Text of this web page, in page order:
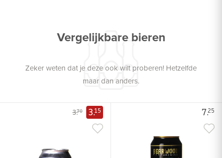
Vergelijkbare bieren
Zeker weten dat je deze ook wilt proberen! Hetzelfde
maar dan anders.
3.70 3.15 7.25